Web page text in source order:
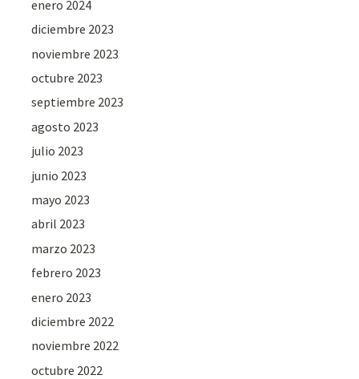
enero 2024
diciembre 2023
noviembre 2023
octubre 2023
septiembre 2023
agosto 2023
julio 2023
junio 2023
mayo 2023
abril 2023
marzo 2023
febrero 2023
enero 2023
diciembre 2022
noviembre 2022
octubre 2022